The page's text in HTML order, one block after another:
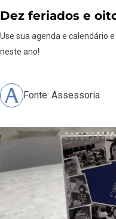
Dez feriados e
Use sua agenda e calendário
neste ano!
Fonte: Assessoria